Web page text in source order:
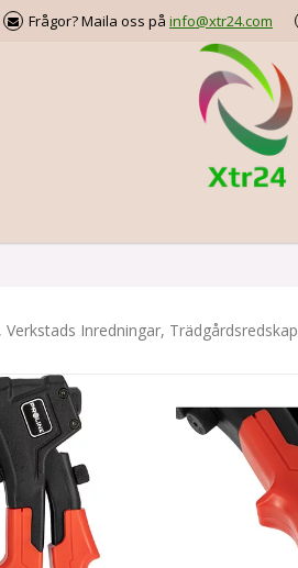
Frågor? Maila oss på info@xtr24.com
Inredningar, Trädgårdsredskap